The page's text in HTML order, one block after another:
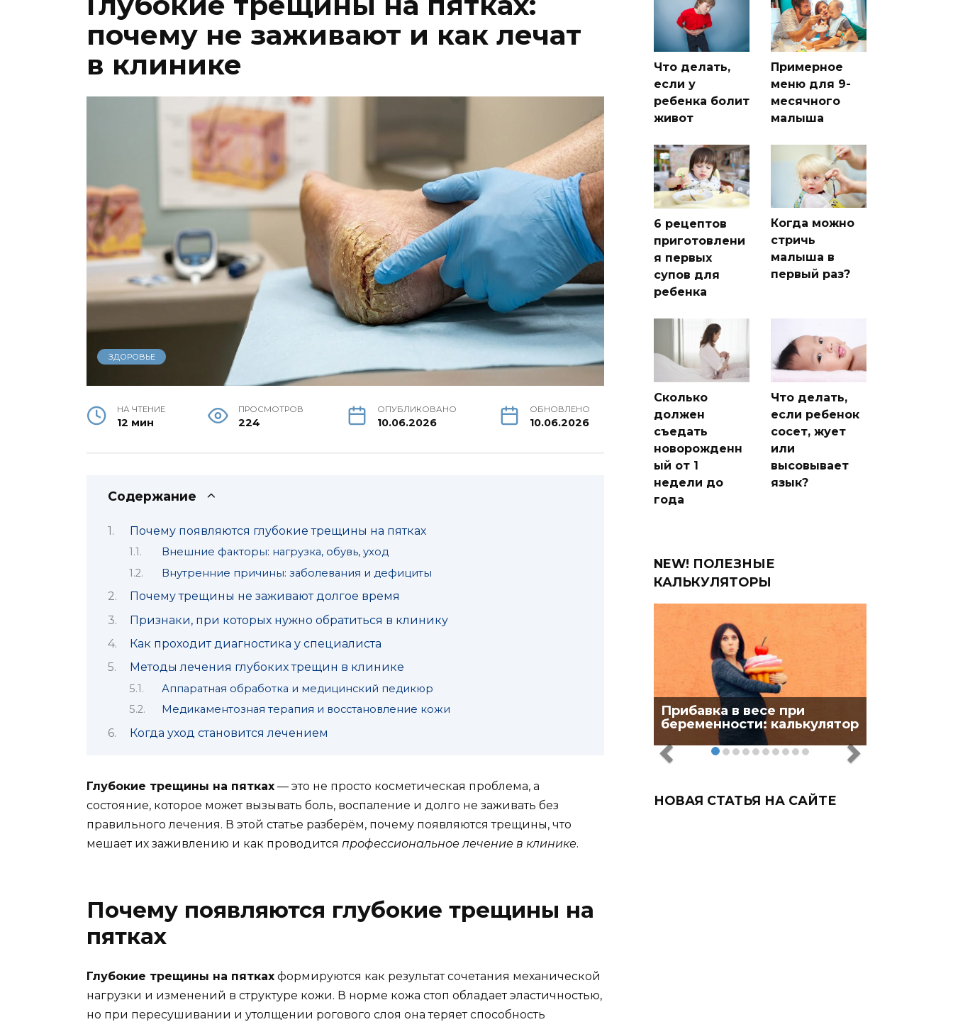
почему не заживают и как лечат
в клинике
ЗДОРОВЬЕ
НА ЧТЕНИЕ
12 мин
ПРОСМОТРОВ
224
ОПУБЛИКОВАНО
10.06.2026
ОБНОВЛЕНО
10.06.2026
Содержание
Почему появляются глубокие трещины на пятках
Внешние факторы: нагрузка, обувь, уход
Внутренние причины: заболевания и дефициты
Почему трещины не заживают долгое время
Признаки, при которых нужно обратиться в клинику
Как проходит диагностика у специалиста
Методы лечения глубоких трещин в клинике
Аппаратная обработка и медицинский педикюр
Медикаментозная терапия и восстановление кожи
Когда уход становится лечением
Глубокие трещины на пятках — это не просто косметическая проблема, а
состояние, которое может вызывать боль, воспаление и долго не заживать без
правильного лечения. В этой статье разберём, почему появляются трещины, что
мешает их заживлению и как проводится профессиональное лечение в клинике.
Почему появляются глубокие трещины на
пятках
Глубокие трещины на пятках формируются как результат сочетания механической
нагрузки и изменений в структуре кожи. В норме кожа стоп обладает эластичностью,
но при пересушивании и утолщении рогового слоя она теряет способность
Что делать,
если у
ребенка болит
живот
Примерное
меню для 9-
месячного
малыша
6 рецептов
приготовлени
я первых
супов для
ребенка
Когда можно
стричь
малыша в
первый раз?
Сколько
должен
съедать
новорожденн
ый от 1
недели до
года
Что делать,
если ребенок
сосет, жует
или
высовывает
язык?
NEW! ПОЛЕЗНЫЕ
КАЛЬКУЛЯТОРЫ
Прибавка в весе при
беременности: калькулятор
НОВАЯ СТАТЬЯ НА САЙТЕ